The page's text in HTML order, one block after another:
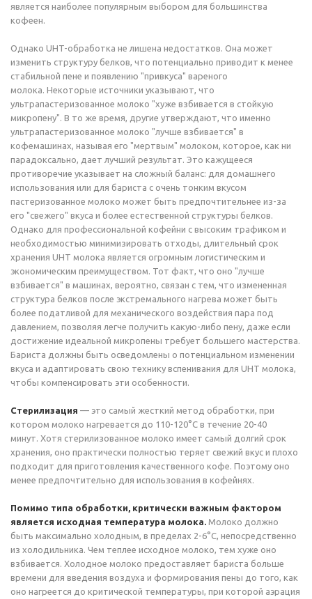
является наиболее популярным выбором для большинства
кофеен.
Однако UHT-обработка не лишена недостатков. Она может
изменить структуру белков, что потенциально приводит к менее
стабильной пене и появлению "привкуса" вареного
молока. Некоторые источники указывают, что
ультрапастеризованное молоко "хуже взбивается в стойкую
микропену". В то же время, другие утверждают, что именно
ультрапастеризованное молоко "лучше взбивается" в
кофемашинах, называя его "мертвым" молоком, которое, как ни
парадоксально, дает лучший результат. Это кажущееся
противоречие указывает на сложный баланс: для домашнего
использования или для бариста с очень тонким вкусом
пастеризованное молоко может быть предпочтительнее из-за
его "свежего" вкуса и более естественной структуры белков.
Однако для профессиональной кофейни с высоким трафиком и
необходимостью минимизировать отходы, длительный срок
хранения UHT молока является огромным логистическим и
экономическим преимуществом. Тот факт, что оно "лучше
взбивается" в машинах, вероятно, связан с тем, что измененная
структура белков после экстремального нагрева может быть
более податливой для механического воздействия пара под
давлением, позволяя легче получить какую-либо пену, даже если
достижение идеальной микропены требует большего мастерства.
Бариста должны быть осведомлены о потенциальном изменении
вкуса и адаптировать свою технику вспенивания для UHT молока,
чтобы компенсировать эти особенности.
Стерилизация — это самый жесткий метод обработки, при
котором молоко нагревается до 110-120°C в течение 20-40
минут. Хотя стерилизованное молоко имеет самый долгий срок
хранения, оно практически полностью теряет свежий вкус и плохо
подходит для приготовления качественного кофе. Поэтому оно
менее предпочтительно для использования в кофейнях.
Помимо типа обработки, критически важным фактором
является исходная температура молока. Молоко должно
быть максимально холодным, в пределах 2-6°C, непосредственно
из холодильника. Чем теплее исходное молоко, тем хуже оно
взбивается. Холодное молоко предоставляет бариста больше
времени для введения воздуха и формирования пены до того, как
оно нагреется до критической температуры, при которой аэрация